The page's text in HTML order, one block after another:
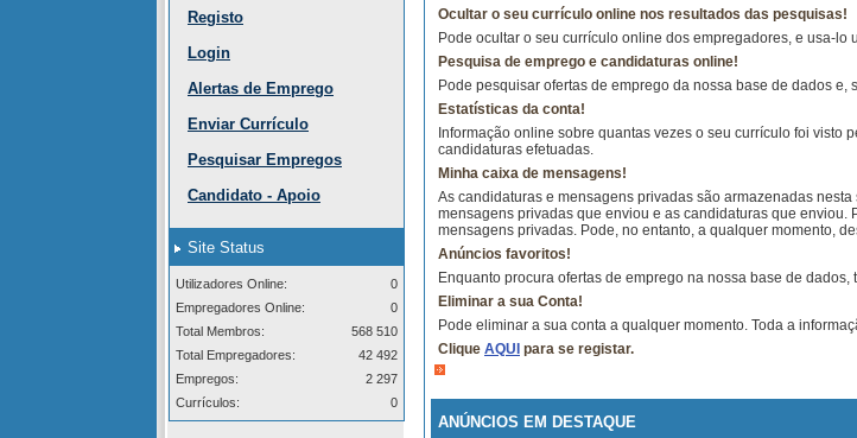
Registo
Login
Alertas de Emprego
Enviar Currículo
Pesquisar Empregos
Candidato - Apoio
Site Status
Utilizadores Online:
0
Empregadores Online:
0
Total Membros:
568 510
Total Empregadores:
42 492
Empregos:
2 297
Currículos:
0
Ocultar o seu currículo online nos resultados das pesquisas!
Pode ocultar o seu currículo online dos empregadores, e usa-
Pesquisa de emprego e candidaturas online!
Pode pesquisar ofertas de emprego da nossa base de dados
Estatísticas da conta!
Informação online sobre quantas vezes o seu currículo foi visto
candidaturas efetuadas.
Minha caixa de mensagens!
As candidaturas e mensagens privadas são armazenadas
mensagens privadas que enviou e as candidaturas que
mensagens privadas. Pode, no entanto, a qualquer momento,
Anúncios favoritos!
Enquanto procura ofertas de emprego na nossa base de
Eliminar a sua Conta!
Pode eliminar a sua conta a qualquer momento. Toda a
Clique AQUI para se registar.
ANÚNCIOS EM DESTAQUE